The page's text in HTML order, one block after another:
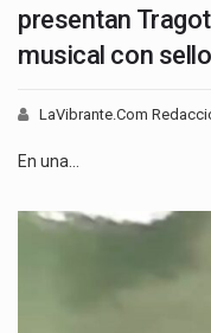
presentan
musical con
LaVibrante.Com
En una…